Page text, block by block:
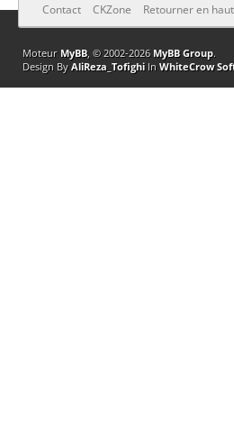
Contact CKZone Retourner en haut
Moteur MyBB, © 2002-2026 MyBB Group.
Design By AliReza_TofighiIn WhiteCrow